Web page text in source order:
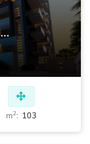
Dubai 'Tenora' Sitesinde Satılık 1+1 Daire
m2: 103